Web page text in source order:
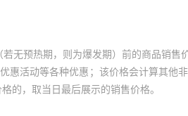
无预热期，则为爆发期）前的商品销售
惠活动等各种优惠；该价格会计算其他
的，取当日最后展示的销售价格。